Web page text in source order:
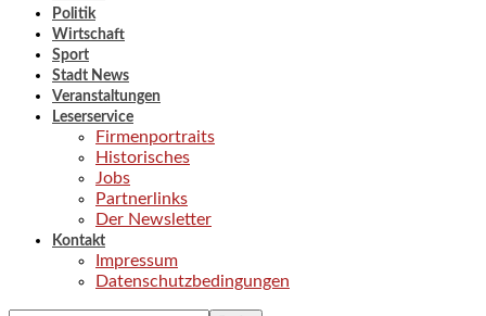
Politik
Wirtschaft
Sport
Stadt News
Veranstaltungen
Leserservice
Firmenportraits
Historisches
Jobs
Partnerlinks
Der Newsletter
Kontakt
Impressum
Datenschutzbedingungen